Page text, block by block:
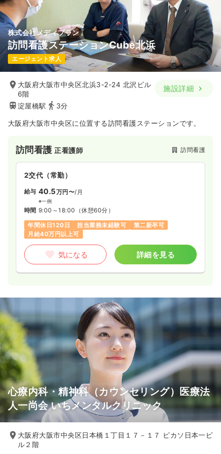
株式会社メディプラン
訪問看護ステーションCube北浜
エージェント求人
大阪府大阪市中央区北浜3-2-24 北沢ビル
6階
淀屋橋駅
3分
施設詳細
大阪府大阪市中央区に位置する訪問看護ステーションです。
訪問看護正看護師 訪問看護
2交代（常勤）
給与 40.5万円〜/月
※一例
時間 9:00～18:00 （休憩60分）
年間休日120日
担当業務未経験可
第二新卒可
月給40万円以上可
気になる 詳細を見る
心療内科・精神科（カウンセリング）医療法
人一尚会 いちメンタルクリニック
大阪府大阪市中央区日本橋１丁目１７－１７ ピカソ日本一ビ
ル２階